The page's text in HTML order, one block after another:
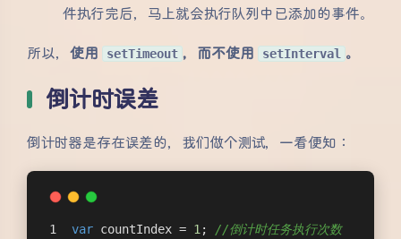
件执行完后，马上就会执行队列中已添加的事件。
所以， 使用 setTimeout ，而不使用 setInterval 。
倒计时误差
倒计时器是存在误差的，我们做个测试，一看便知：
var countIndex = 1 ; //倒计时任务执行次数